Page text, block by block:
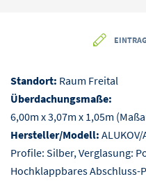
Standort: Raum Freital
Überdachungsmaße:
6,00m x 3,07m x 1,05m
Hersteller/Modell:
Profile: Silber, Verglasung:
Hochklappbares